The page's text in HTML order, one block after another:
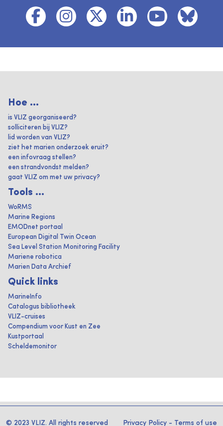
Hoe ...
is VLIZ georganiseerd?
solliciteren bij VLIZ?
lid worden van VLIZ?
ziet het marien onderzoek eruit?
een infovraag stellen?
een strandvondst melden?
gaat VLIZ om met uw privacy?
Tools ...
WoRMS
Marine Regions
EMODnet portaal
European Digital Twin Ocean
Sea Level Station Monitoring Facility
Mariene robotica
Marien Data Archief
Quick links
MarineInfo
Catalogus bibliotheek
VLIZ-cruises
Compendium voor Kust en Zee
Kustportaal
Scheldemonitor
© 2023 VLIZ. All rights reserved Privacy Policy - Terms of use